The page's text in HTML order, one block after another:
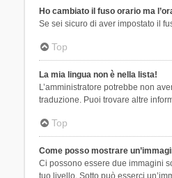
Ho cambiato il fuso orario ma
Se sei sicuro di aver impostato il
Top
La mia lingua non è nella lista!
L’amministratore potrebbe non
traduzione. Puoi trovare altre
Top
Come posso mostrare
Ci possono essere due immagini
tuo livello. Sotto può esserci